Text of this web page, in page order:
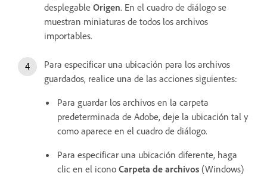
desplegable Origen. En el cuadro de diálogo se
muestran miniaturas de todos los archivos
importables.
Para especificar una ubicación para los archivos
guardados, realice una de las acciones siguientes:
Para guardar los archivos en la carpeta
predeterminada de Adobe, deje la ubicación tal y
como aparece en el cuadro de diálogo.
Para especificar una ubicación diferente, haga
clic en el icono Carpeta de archivos (Windows)